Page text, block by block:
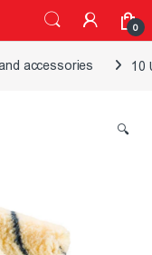
0
accessories 10
🔍